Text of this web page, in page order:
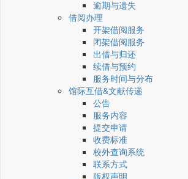
逾期与遗失
借阅办理
开架借阅服务
闭架借阅服务
出借与归还
续借与预约
服务时间与分布
馆际互借&文献传递
公告
服务内容
提交申请
收费标准
校外查询系统
联系方式
版权声明